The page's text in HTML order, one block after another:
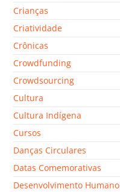
Crianças
Criatividade
Crônicas
Crowdfunding
Crowdsourcing
Cultura
Cultura Indígena
Cursos
Danças Circulares
Datas Comemorativas
Desenvolvimento Humano